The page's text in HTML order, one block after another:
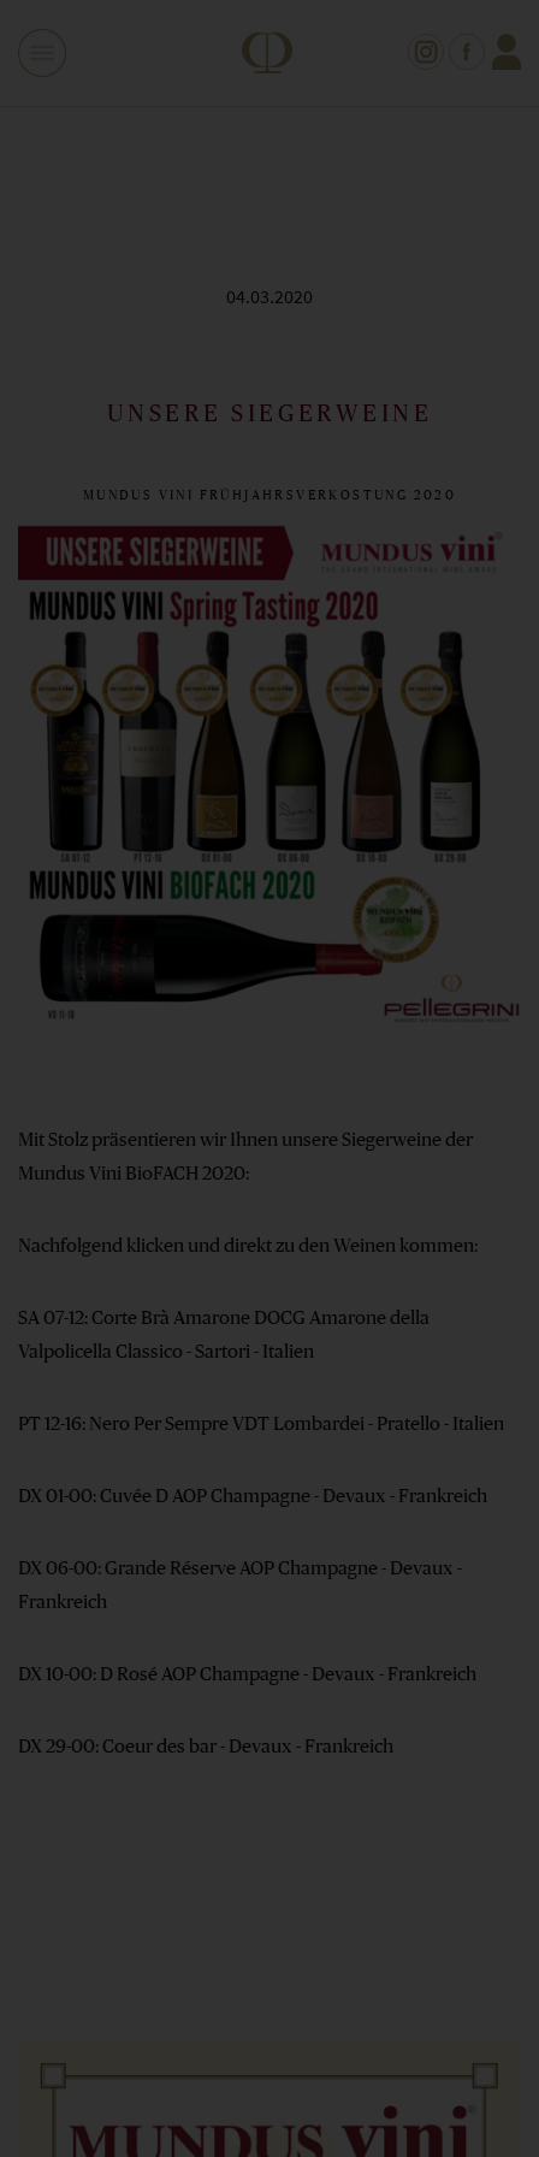
04.03.2020
UNSERE SIEGERWEINE
MUNDUS VINI FRÜHJAHRSVERKOSTUNG 2020
Mit Stolz präsentieren wir Ihnen unsere Siegerweine der
Mundus Vini BioFACH 2020:
Nachfolgend klicken und direkt zu den Weinen kommen:
SA 07-12: Corte Brà Amarone DOCG Amarone della
Valpolicella Classico - Sartori - Italien
PT 12-16: Nero Per Sempre VDT Lombardei - Pratello - Italien
DX 01-00: Cuvée D AOP Champagne - Devaux - Frankreich
DX 06-00: Grande Réserve AOP Champagne - Devaux -
Frankreich
DX 10-00: D Rosé AOP Champagne - Devaux - Frankreich
DX 29-00: Coeur des bar - Devaux - Frankreich